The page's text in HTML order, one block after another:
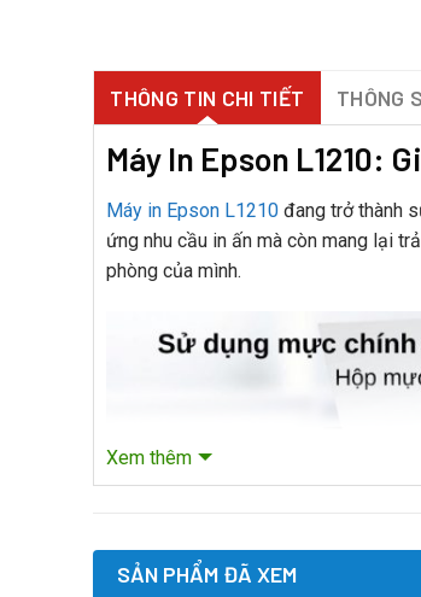
THÔNG TIN CHI TIẾT THÔNG
Máy In Epson L1210:
Máy in Epson L1210 đang trở thành
ứng nhu cầu in ấn mà còn mang lại
phòng của mình.
Xem thêm
SẢN PHẨM ĐÃ XEM